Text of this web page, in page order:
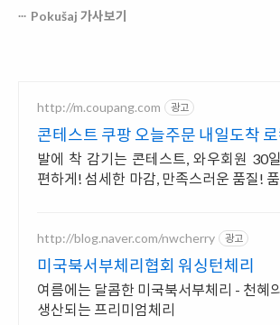
Pokušaj 가사보기
http://m.coupang.com 광고
콘테스트 쿠팡 오늘주문 내일도착
발에 착 감기는 콘테스트, 와우회원 30
편하게! 섬세한 마감, 만족스러운 품질! 품
http://blog.naver.com/nwcherry 광고
미국북서부체리협회 워싱턴체리
여름에는 달콤한 미국북서부체리 - 천혜
생산되는 프리미엄체리